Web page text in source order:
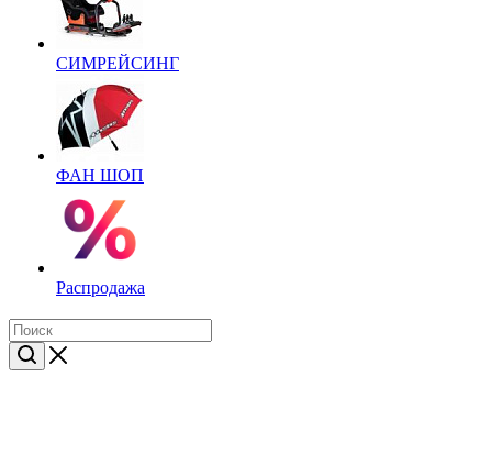
СИМРЕЙСИНГ
ФАН ШОП
Распродажа